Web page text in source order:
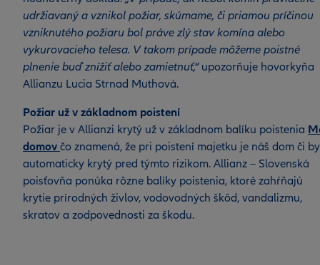
udržiavaný a vznikol požiar, skúmame, či priamou príčinou
vzniknutého požiaru bol práve zlý stav komína alebo
vykurovacieho telesa. V takom prípade môžeme poistné
plnenie buď znížiť alebo zamietnuť,“ upozorňuje hovorkyňa
Allianzu Lucia Strnad Muthová.
Požiar už v základnom poistení
Požiar je v Allianzi krytý už v základnom balíku poistenia
domov čo znamená, že pri poistení majetku je náš dom či
automaticky krytý pred týmto rizikom. Allianz – Slovenská
poisťovňa ponúka rôzne balíky poistenia, ktoré zahŕňajú
krytie prírodných živlov, vodovodných škôd, vandalizmu,
skratov a zodpovednosti za škodu.